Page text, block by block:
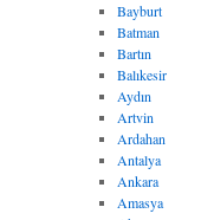
Bayburt
Batman
Bartın
Balıkesir
Aydın
Artvin
Ardahan
Antalya
Ankara
Amasya